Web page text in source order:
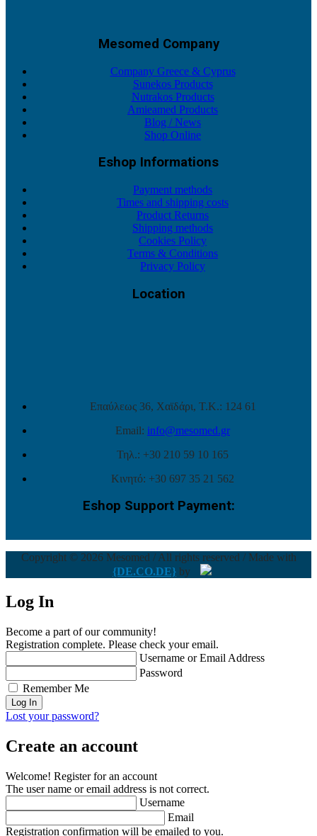
Mesomed Company
Company Greece & Cyprus
Sunekos Products
Nutrakos Products
Amieamed Products
Blog / News
Shop Online
Eshop Informations
Payment methods
Times and shipping costs
Product Returns
Shipping methods
Cookies Policy
Terms & Conditions
Privacy Policy
Location
Επαύλεως 36, Χαϊδάρι, Τ.Κ.: 124 61
Email: info@mesomed.gr
Τηλ.: +30 210 59 10 165
Κινητό: +30 697 35 21 562
Eshop Support Payment:
Copyright © 2026 Mesomed / All rights reserved / Made with
{DE.CO.DE} by
Log In
Become a part of our community!
Registration complete. Please check your email.
Username or Email Address
Password
Remember Me
Lost your password?
Create an account
Welcome! Register for an account
The user name or email address is not correct.
Username
Email
Registration confirmation will be emailed to you.